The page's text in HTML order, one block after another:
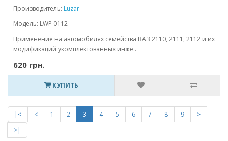
Производитель: Luzar
Модель: LWP 0112
Применение на автомобилях семейства ВАЗ 2110, 2111, 2112 и их
модификаций укомплектованных инже..
620 грн.
КУПИТЬ
|< < 1 2 3 4 5 6 7 8 9
>
>|